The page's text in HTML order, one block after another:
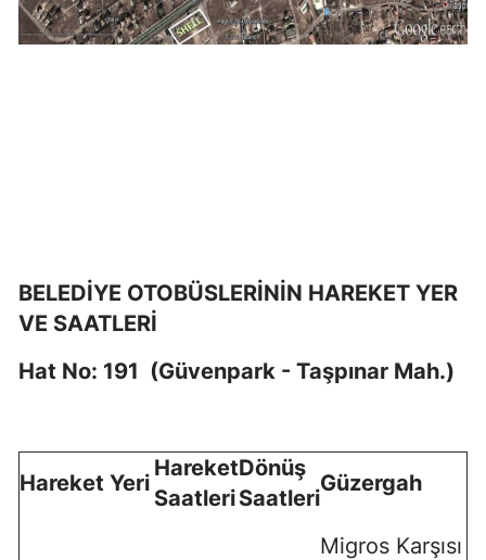
BELEDİYE OTOBÜSLERİNİN HAREKET YER
VE SAATLERİ
Hat No: 191 (Güvenpark - Taşpınar Mah.)
Hareket Yeri
Hareket
Saatleri
Dönüş
Saatleri
Güzergah
Migros Karşısı